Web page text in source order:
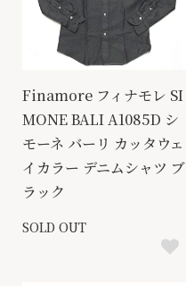
Finamore フィナモレ SI
MONE BALI A1085D シ
モーネ バーリ カッタウェ
イカラー デニムシャツ ブ
ラック
SOLD OUT